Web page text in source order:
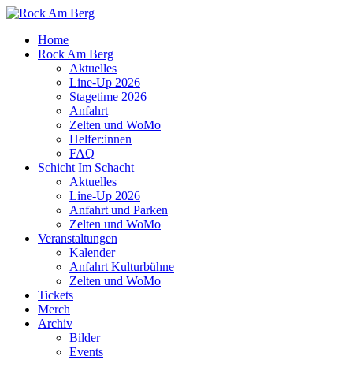
Home
Rock Am Berg
Aktuelles
Line-Up 2026
Stagetime 2026
Anfahrt
Zelten und WoMo
Helfer:innen
FAQ
Schicht Im Schacht
Aktuelles
Line-Up 2026
Anfahrt und Parken
Zelten und WoMo
Veranstaltungen
Kalender
Anfahrt Kulturbühne
Zelten und WoMo
Tickets
Merch
Archiv
Bilder
Events